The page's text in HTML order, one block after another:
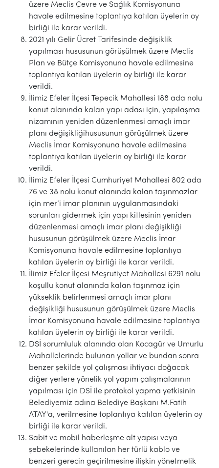
üzere Meclis Çevre ve Sağlık Komisyonuna
havale edilmesine toplantıya katılan üyelerin oy
birliği ile karar verildi.
2021 yılı Gelir Ücret Tarifesinde değişiklik
yapılması hususunun görüşülmek üzere Meclis
Plan ve Bütçe Komisyonuna havale edilmesine
toplantıya katılan üyelerin oy birliği ile karar
verildi.
İlimiz Efeler İlçesi Tepecik Mahallesi 188 ada nolu
konut alanında kalan yapı adası için, yapılaşma
nizamının yeniden düzenlenmesi amaçlı imar
planı değişikliğihususunun görüşülmek üzere
Meclis İmar Komisyonuna havale edilmesine
toplantıya katılan üyelerin oy birliği ile karar
verildi.
İlimiz Efeler İlçesi Cumhuriyet Mahallesi 802 ada
76 ve 38 nolu konut alanında kalan taşınmazlar
için mer’i imar planının uygulanmasındaki
sorunları gidermek için yapı kitlesinin yeniden
düzenlenmesi amaçlı imar planı değişikliği
hususunun görüşülmek üzere Meclis İmar
Komisyonuna havale edilmesine toplantıya
katılan üyelerin oy birliği ile karar verildi.
İlimiz Efeler İlçesi Meşrutiyet Mahallesi 6291 nolu
koşullu konut alanında kalan taşınmaz için
yükseklik belirlenmesi amaçlı imar planı
değişikliği hususunun görüşülmek üzere Meclis
İmar Komisyonuna havale edilmesine toplantıya
katılan üyelerin oy birliği ile karar verildi.
DSİ sorumluluk alanında olan Kocagür ve Umurlu
Mahallelerinde bulunan yollar ve bundan sonra
benzer şekilde yol çalışması ihtiyacı doğacak
diğer yerlere yönelik yol yapım çalışmalarının
yapılması için DSİ ile protokol yapma yetkisinin
Belediyemiz adına Belediye Başkanı M.Fatih
ATAY'a, verilmesine toplantıya katılan üyelerin oy
birliği ile karar verildi.
Sabit ve mobil haberleşme alt yapısı veya
şebekelerinde kullanılan her türlü kablo ve
benzeri gerecin geçirilmesine ilişkin yönetmelik